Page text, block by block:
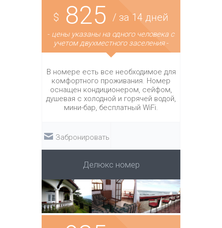
$ 825 / за 14 дней
- цены указаны на одного человека с
учетом двухместного заселения-
В номере есть все необходимое для
комфортного проживания. Номер
оснащен кондиционером, сейфом,
душевая с холодной и горячей водой,
мини-бар, бесплатный WiFi.
Забронировать
Делюкс номер